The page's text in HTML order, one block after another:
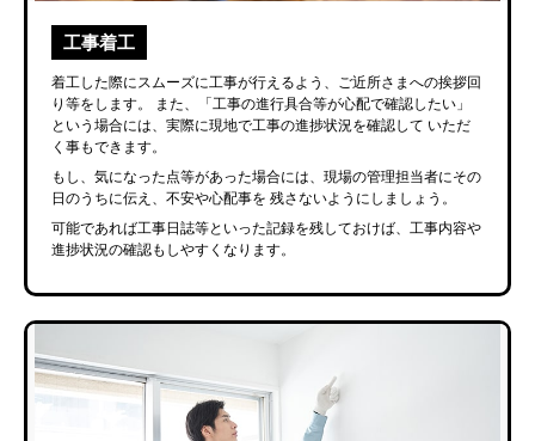
工事着工
着工した際にスムーズに工事が行えるよう、ご近所さまへの挨拶回
り等をします。
また、「工事の進行具合等が心配で確認したい」
という場合には、実際に現地で工事の進捗状況を確認して いただ
く事もできます。
もし、気になった点等があった場合には、現場の管理担当者にその
日のうちに伝え、不安や心配事を 残さないようにしましょう。
可能であれば工事日誌等といった記録を残しておけば、工事内容や
進捗状況の確認もしやすくなります。